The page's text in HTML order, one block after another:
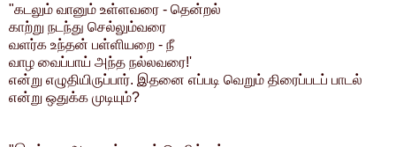
"கடலும் வானும் உள்ளவரை - தென்றல்
காற்று நடந்து செல்லும்வரை
வளர்க உந்தன் பள்ளியறை - நீ
வாழ வைப்பாய் அந்த நல்லவரை!'
என்று எழுதியிருப்பார். இதனை எப்படி வெறும் திரைப்படப் பாடல்
என்று ஒதுக்க முடியும்?